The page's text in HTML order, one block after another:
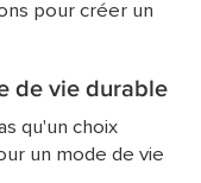
pour créer un
de vie durable
qu'un choix
un mode de vie